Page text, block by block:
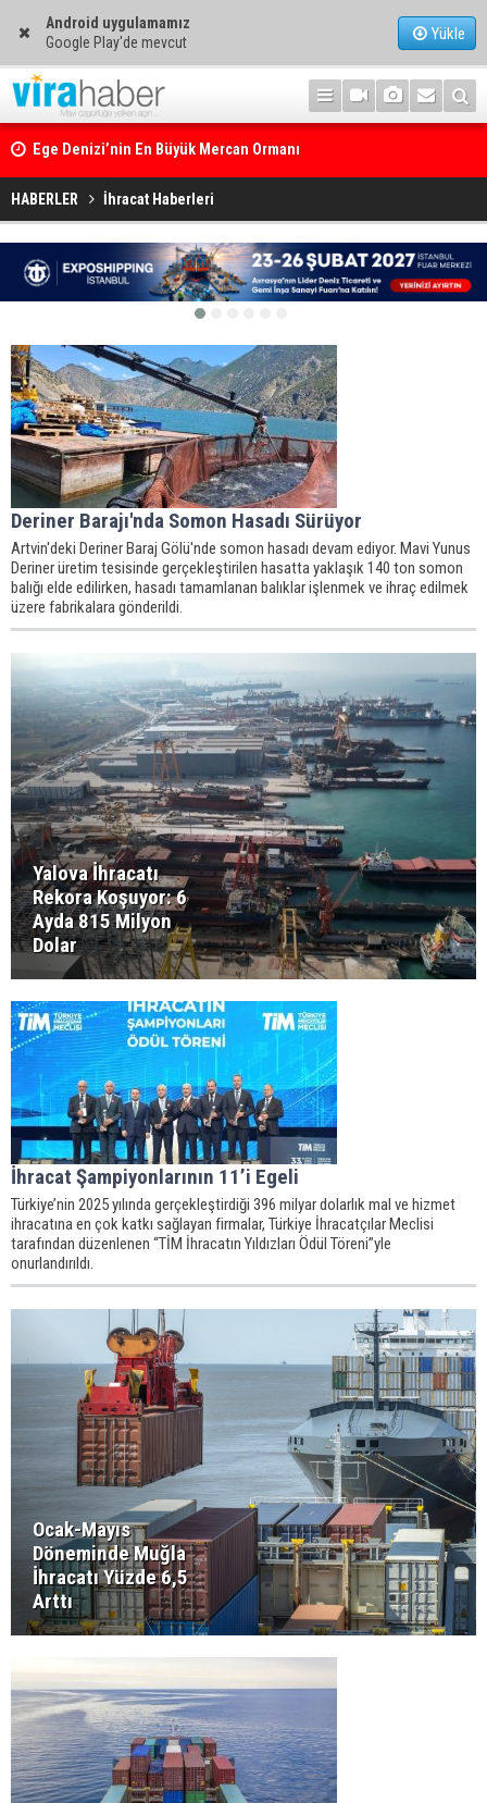
Android uygulamamız
Google Play'de mevcut
Yükle
Ege Denizi’nin En Büyük Mercan Ormanı
HABERLER İhracat Haberleri
Deriner Barajı'nda Somon Hasadı Sürüyor
Artvin'deki Deriner Baraj Gölü'nde somon hasadı devam ediyor. Mavi Yunus
Deriner üretim tesisinde gerçekleştirilen hasatta yaklaşık 140 ton somon
balığı elde edilirken, hasadı tamamlanan balıklar işlenmek ve ihraç edilmek
üzere fabrikalara gönderildi.
Yalova İhracatı
Rekora Koşuyor: 6
Ayda 815 Milyon
Dolar
İhracat Şampiyonlarının 11’i Egeli
Türkiye’nin 2025 yılında gerçekleştirdiği 396 milyar dolarlık mal ve hizmet
ihracatına en çok katkı sağlayan firmalar, Türkiye İhracatçılar Meclisi
tarafından düzenlenen “TİM İhracatın Yıldızları Ödül Töreni”yle
onurlandırıldı.
Ocak-Mayıs
Döneminde Muğla
İhracatı Yüzde 6,5
Arttı